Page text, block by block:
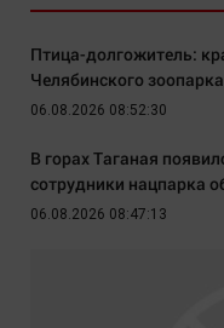
Птица-долгожитель:
Челябинского
06.08.2026 08:52:30
В горах Таганая
сотрудники нацпарка
06.08.2026 08:47:13